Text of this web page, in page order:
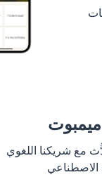
مع شريكنا اللغوي
الاصطناعي